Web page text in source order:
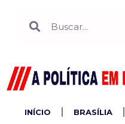
INÍCIO BRASÍLIA